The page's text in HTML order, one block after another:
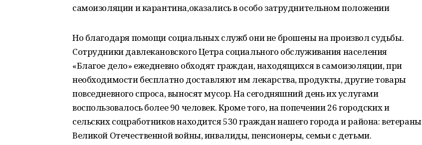
самоизоляции и карантина,оказались в особо затруднительном положении
Но благодаря помощи социальных служб они не брошены на произвол судьбы.
Сотрудники давлекановского Цетра социального обслуживания населения
«Благое дело» ежедневно обходят граждан, находящихся в самоизоляции, при
необходимости бесплатно доставляют им лекарства, продукты, другие товары
повседневного спроса, выносят мусор. На сегодняшний день их услугами
воспользовалось более 90 человек. Кроме того, на попечении 26 городских и
сельских соцработников находится 530 граждан нашего города и района: ветераны
Великой Отечественной войны, инвалиды, пенсионеры, семьи с детьми.